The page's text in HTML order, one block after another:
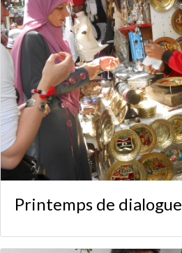
Printemps de dialogue